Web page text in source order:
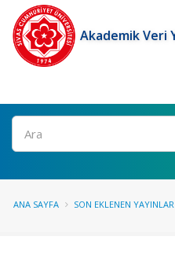
Akademik Veri
Ara
ANA SAYFA SON EKLENEN YAYINLAR